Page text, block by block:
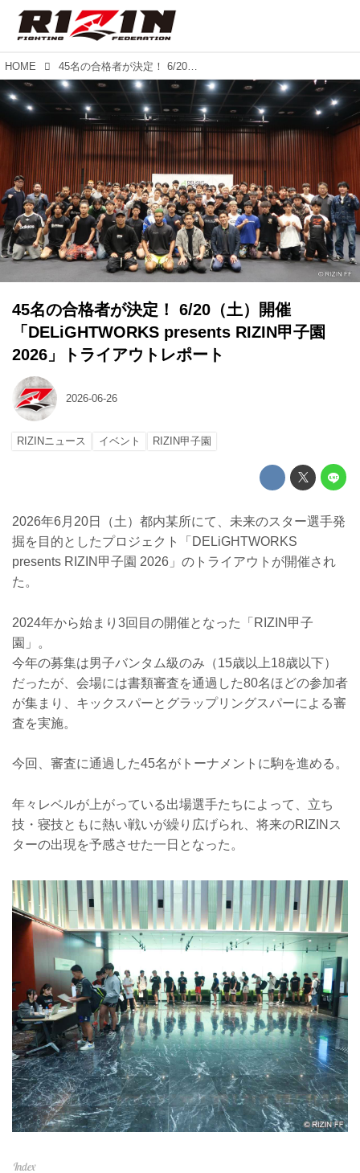
HOME 45名の合格者が決定！ 6/20（土）開催「DELiGHTWORKS presents RIZIN甲子園 2026」トライアウトレポート
45名の合格者が決定！ 6/20（土）開催
「DELiGHTWORKS presents RIZIN甲子園
2026」トライアウトレポート
2026-06-26
RIZINニュース イベント RIZIN甲子園
2026年6月20日（土）都内某所にて、未来のスター選手発
掘を目的としたプロジェクト「DELiGHTWORKS
presents RIZIN甲子園 2026」のトライアウトが開催され
た。
2024年から始まり3回目の開催となった「RIZIN甲子
園」。
今年の募集は男子バンタム級のみ（15歳以上18歳以下）
だったが、会場には書類審査を通過した80名ほどの参加者
が集まり、キックスパーとグラップリングスパーによる審
査を実施。
今回、審査に通過した45名がトーナメントに駒を進める。
年々レベルが上がっている出場選手たちによって、立ち
技・寝技ともに熱い戦いが繰り広げられ、将来のRIZINス
ターの出現を予感させた一日となった。